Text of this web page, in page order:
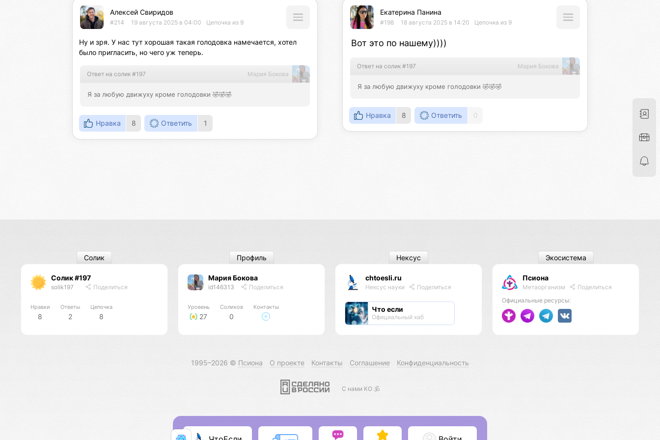
Алексей Свиридов
#214 19 августа 2025 в 04:00 Цепочка из 9
Ну и зря. У нас тут хорошая такая голодовка намечается, хотел
было пригласить, но чего уж теперь.
Ответ на солик #197 Мария Бокова
Я за любую движуху кроме голодовки 🤣🤣🤣
Нравка 8 Ответить 1
Екатерина Панина
#198 18 августа 2025 в 14:20 Цепочка из 9
Вот это по нашему))))
Ответ на солик #197 Мария Бокова
Я за любую движуху кроме голодовки 🤣🤣🤣
Нравка 8 Ответить 0
Солик #197
solik197 Поделиться
Нравки
8
Ответы
2
Цепочка
8
Солик
Мария Бокова
id146313 Поделиться
Уровень
27
Соликов
0
Контакты
Профиль
chtoesli.ru
Нексус науки Поделиться
Что если
Официальный хаб
Нексус
Псиона
Метаорганизм
Поделиться
Официальные ресурсы:
Экосистема
1995–2026 © Псиона О проекте Контакты Соглашение Конфиденциальность
С нами КО 🕉️